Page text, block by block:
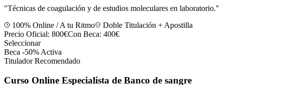
"Técnicas de coagulación y de estudios moleculares en laboratorio."
100% Online / A tu Ritmo
Doble Titulación + Apostilla
Precio Oficial: 800€Con Beca: 400€
Seleccionar
Beca -50% Activa
Titulador Recomendado
Curso Online Especialista de Banco de sangre